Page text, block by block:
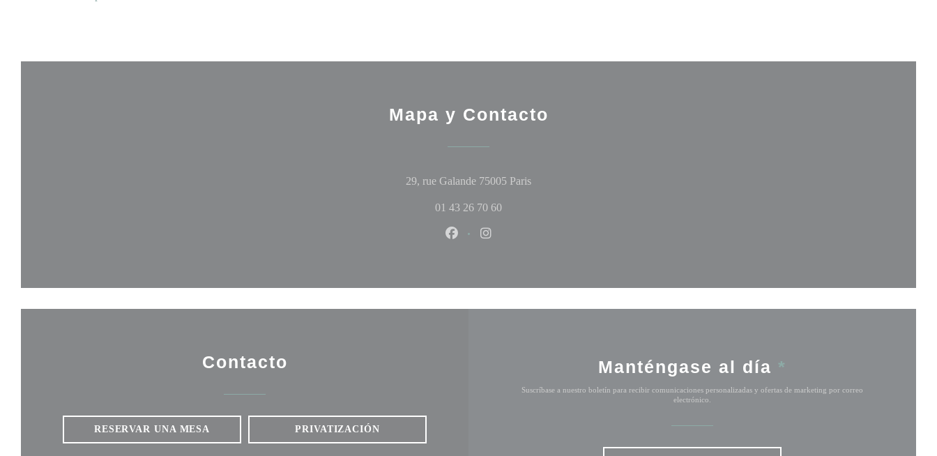
Mapa y Contacto
29, rue Galande 75005 Paris((abre en una nueva ventana))
01 43 26 70 60
Facebook ((abre en una nueva ventana))
Contacto
RESERVAR UNA MESA PRIVATIZACIÓN
Manténgase al día *
Suscríbase a nuestro boletín para recibir comunicaciones personalizadas y ofertas de marketing por correo
electrónico.